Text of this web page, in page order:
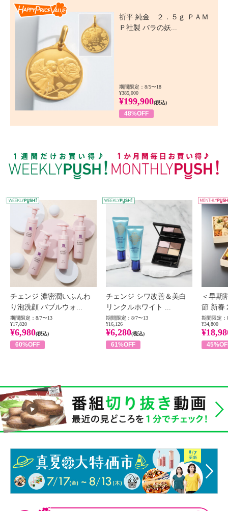
祈平 純金 ２．５ｇ ＰＡＭ
Ｐ社製 バラの妖...
期間限定：8/5〜18
¥385,000
¥199,900(税込)
48%OFF
WEEKLY PUSH
チェンジ 濃密潤いふんわ
り泡洗顔 バブルウォ...
期間限定：8/7〜13
¥17,820
¥6,980(税込)
60%OFF
チェンジ シワ改善＆美白
リンクルホワイト ...
期間限定：8/7〜13
¥16,126
¥6,280(税込)
61%OFF
＜早期
節 新春
期間限定：
¥34,800